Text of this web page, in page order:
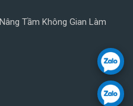
Tầm Không Gian Làm